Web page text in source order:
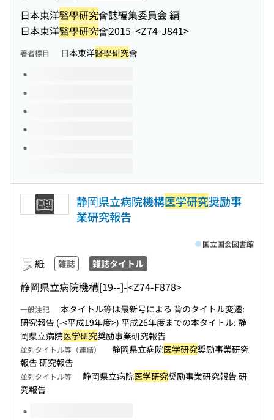
日本東洋醫學研究會誌編集委員会 編
日本東洋醫學研究會2015-<Z74-J841>
著者標目 日本東洋醫學研究會
このタイトルの巻号
静岡県立病院機構医学研究奨励事
業研究報告
紙 雑誌 雑誌タイトル
静岡県立病院機構[19--]-<Z74-F878>
国立国会図書館
一般注記
本タイトル等は最新号による 背のタイトル変遷:
研究報告 (-<平成19年度>) 平成26年度までの本タイトル: 静
岡県立病院医学研究奨励事業研究報告
並列タイトル等（連結） 静岡県立病院医学研究奨励事業研究
報告 研究報告
並列タイトル等 静岡県立病院医学研究奨励事業研究報告 研
究報告
このタイトルの巻号